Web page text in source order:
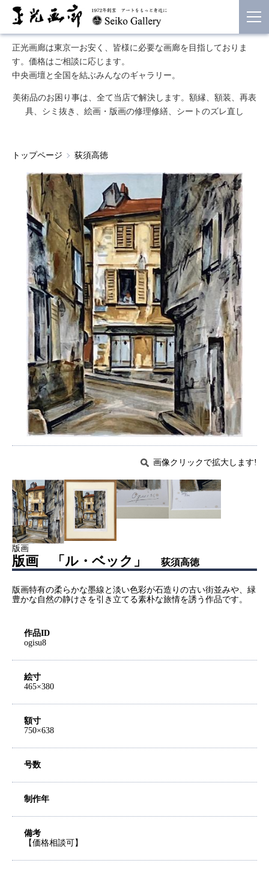
正光画廊は東京一お安く、皆様に必要な画廊を目指しておりま
す。価格はご相談に応じます。
中央画壇と全国を結ぶみんなのギャラリー。
美術品のお困り事は、全て当店で解決します。額縁、額装、再表
具、シミ抜き、絵画・版画の修理修繕、シートのズレ直し
トップページ 荻須高徳
画像クリックで拡大します!
版画
版画 「ル・ベック」 荻須高徳
版画特有の柔らかな墨線と淡い色彩が石造りの古い街並みや、緑
豊かな自然の静けさを引き立てる素朴な旅情を誘う作品です。
作品ID
ogisu8
絵寸
465×380
額寸
750×638
号数
制作年
備考
【価格相談可】